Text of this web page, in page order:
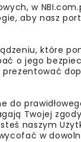
w
aby nasz
które
o jego
do
Twojej
naszym
w